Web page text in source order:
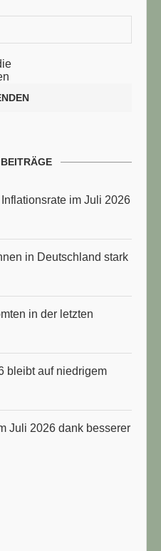
im Juli 2026
in Deutschland stark
in der letzten
bleibt auf niedrigem
Juli 2026 dank besserer